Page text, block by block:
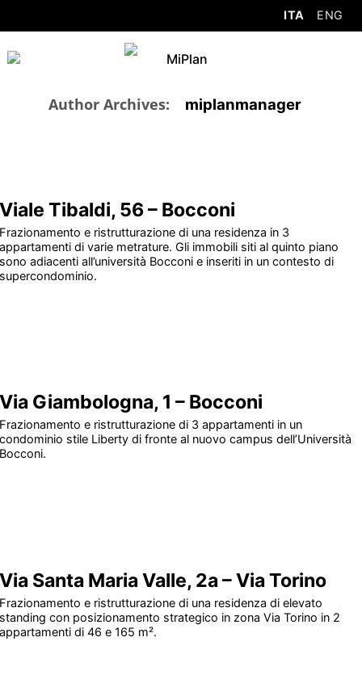
ENG
ITA
Author Archives: miplanmanager
Tibaldi, 56 – Bocconi
e ristrutturazione di una residenza in 3
di varie metrature. Gli immobili siti al quinto piano
adiacenti all’università Bocconi e inseriti in un contesto di
Giambologna, 1 – Bocconi
e ristrutturazione di 3 appartamenti in un
stile Liberty di fronte al nuovo campus dell’Università
Santa Maria Valle, 2a – Via Torino
e ristrutturazione di una residenza di elevato
con posizionamento strategico in zona Via Torino in 2
di 46 e 165 m².